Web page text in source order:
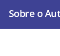
Sobre o